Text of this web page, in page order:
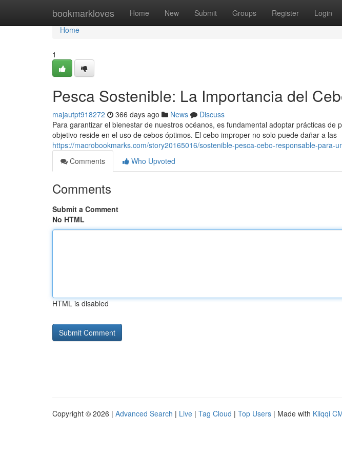
bookmarkloves Home New Submit Groups Register Login
Home
Home
1
Pesca Sostenible: La Importancia del
majautpt918272 366 days ago News
Discuss
Para garantizar el bienestar de nuestros océanos, es fundamental adoptar prácticas de
objetivo reside en el uso de cebos óptimos. El cebo improper no solo puede dañar a las
https://macrobookmarks.com/story20165016/sostenible-pesca-cebo-responsable-para-
Comments
Who Upvoted
Comments
Submit a Comment
No HTML
HTML is disabled
Copyright © 2026 | Advanced Search | Live | Tag Cloud | Top Users | Made with Kliqqi